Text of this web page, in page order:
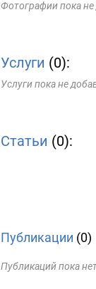
Фотографии пока
Услуги (0):
Услуги пока не
Статьи (0):
Публикации (0)
Публикаций пока